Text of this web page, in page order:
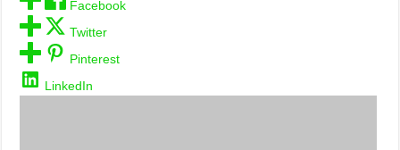
Facebook
Twitter
Pinterest
LinkedIn